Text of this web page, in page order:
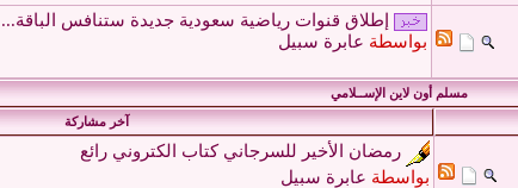
إطلاق قنوات رياضية سعودية جديدة ستنافس الباقة...
بواسطة عابرة سبيل
مسلم أون لاين الإســلامي
آخر مشاركة
رمضان الأخير للسرجاني كتاب الكتروني رائع
بواسطة عابرة سبيل